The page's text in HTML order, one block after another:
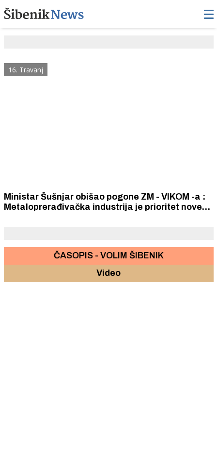
16. Travanj
Ministar Šušnjar obišao pogone ZM - VIKOM -a :
Metaloprerađivačka industrija je prioritet nove
ČASOPIS - VOLIM ŠIBENIK
Video